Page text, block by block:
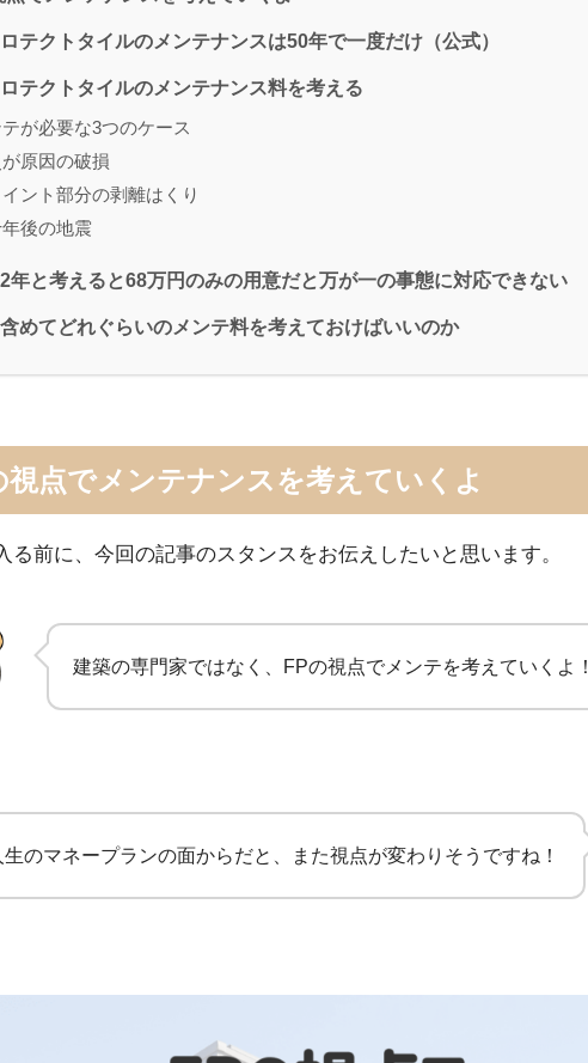
テクトタイルのメンテナンスは50年で一度だけ（公式）
テクトタイルのメンテナンス料を考える
テが必要な3つのケース
が原因の破損
イント部分の剥離はくり
後の地震
年と考えると68万円のみの用意だと万が一の事態に対応できない
めてどれぐらいのメンテ料を考えておけばいいのか
視点でメンテナンスを考えていくよ
る前に、今回の記事のスタンスをお伝えしたいと思います。
建築の専門家ではなく、FPの視点でメンテを考えていくよ！
生のマネープランの面からだと、また視点が変わりそうですね！